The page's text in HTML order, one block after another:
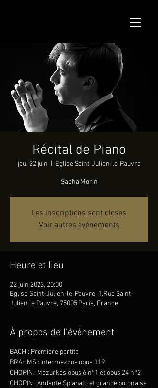
Récital de Piano
jeu. 22 juin Eglise Saint-Julien-le-Pauvre
Sacha Morin
Les inscriptions sont closes
Voir autres événements
Heure et lieu
22 juin 2023, 20:00
Eglise Saint-Julien-le-Pauvre, 1,Rue Saint-
Julien le Pauvre, 75005 Paris, France
À propos de l'événement
BACH : Première partita
BRAHMS : Intermezzos opus 119
CHOPIN : Mazurkas opus 6 n°1 et opus 24 n°2
CHOPIN : Andante Spianato et grande polonaise